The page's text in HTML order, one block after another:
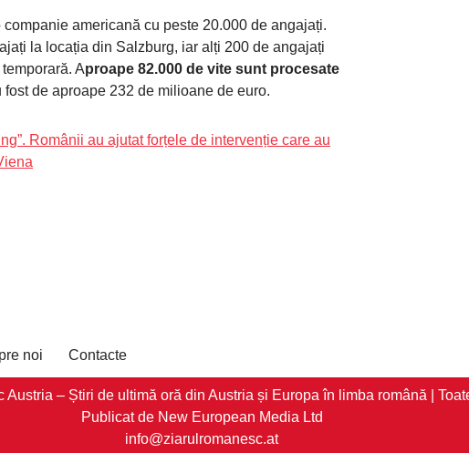
americană cu peste 20.000 de angajați.
la locația din Salzburg, iar alți 200 de angajați
Aproape 82.000 de vite sunt procesate
de aproape 232 de milioane de euro.
Românii au ajutat forțele de intervenție care au
noi Contacte
– Știri de ultimă oră din Austria și Europa în limba română |
Publicat de New European Media Ltd
info@ziarulromanesc.at